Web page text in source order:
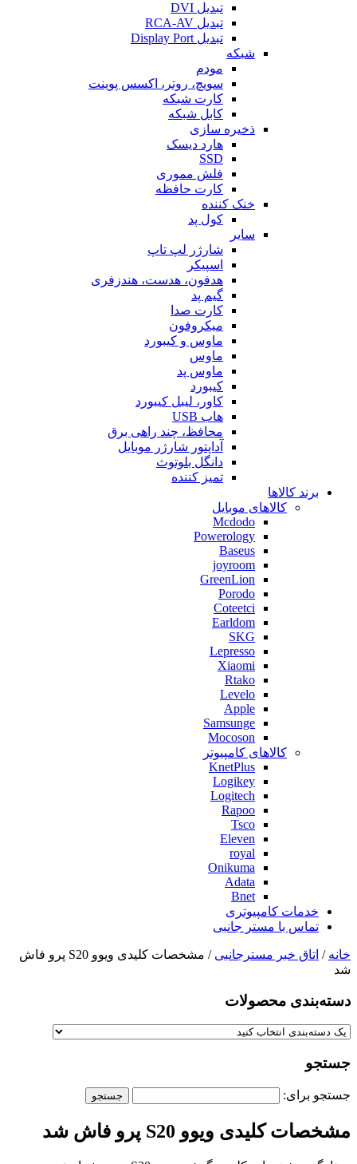
تبدیل DVI
تبدیل RCA-AV
تبدیل Display Port
شبکه
مودم
سویچ، روتر، اکسس پوینت
کارت شبکه
کابل شبکه
ذخیره سازی
هارد دیسک
SSD
فلش مموری
کارت حافظه
خنک کننده
کول پد
سایر
شارژر لپ تاپ
اسپیکر
هدفون، هدست، هندزفری
گیم پد
کارت صدا
میکروفون
ماوس و کیبورد
ماوس
ماوس پد
کیبورد
کاور، لیبل کیبورد
هاب USB
محافظ، چند راهی برق
آداپتور شارژر موبایل
دانگل بلوتوث
تمیز کننده
برند کالاها
کالاهای موبایل
Mcdodo
Powerology
Baseus
joyroom
GreenLion
Porodo
Coteetci
Earldom
SKG
Lepresso
Xiaomi
Rtako
Levelo
Apple
Samsunge
Mocoson
کالاهای کامپیوتر
KnetPlus
Logikey
Logitech
Rapoo
Tsco
Eleven
royal
Onikuma
Adata
Bnet
خدمات کامپیوتری
تماس با مستر جانبی
خانه / اتاق خبر مسترجانبی
/ مشخصات کلیدی ویوو S20 پرو فاش
شد
دسته‌بندی‌ محصولات
جستجو
جستجو برای:
مشخصات کلیدی ویوو S20 پرو فاش شد